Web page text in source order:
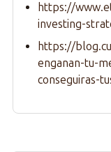
https://
investing-
https://
enganan-tu-
conseguiras-